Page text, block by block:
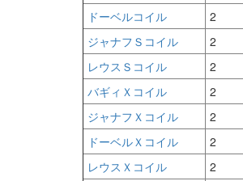
ドーベルコイル
2
ジャナフＳコイル
2
レウスＳコイル
2
バギィＸコイル
2
ジャナフＸコイル
2
ドーベルＸコイル
2
レウスＸコイル
2